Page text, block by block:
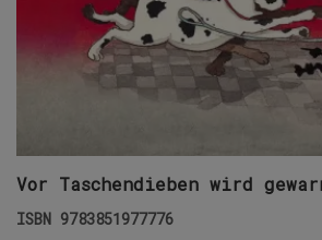
Vor Taschendieben wird
ISBN 9783851977776